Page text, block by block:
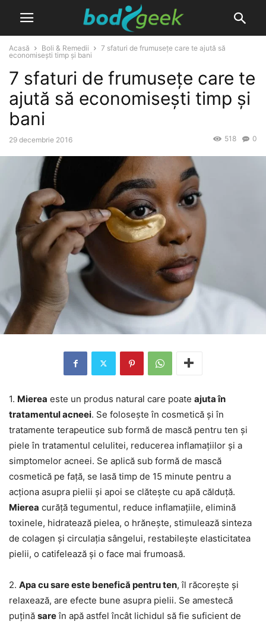
Acasă Boli & Remedii
7 sfaturi de frumusețe care te ajută să
economisești timp și bani
7 sfaturi de frumusețe care te
ajută să economisești timp și
bani
29 decembrie 2016 0
518
1. Mierea este un produs natural care poate ajuta în
tratamentul acneei. Se folosește în cosmetică și în
tratamente terapeutice sub formă de mască pentru ten și
piele în tratamentul celulitei, reducerea inflamațiilor și a
simptomelor acneei. Se aplică sub formă de mască
cosmetică pe față, se lasă timp de 15 minute pentru a
acționa asupra pielii și apoi se clătește cu apă călduță.
Mierea curăță tegumentul, reduce inflamațiile, elimină
toxinele, hidratează pielea, o hrănește, stimulează sinteza
de colagen și circulația sângelui, restabilește elasticitatea
pielii, o catifelează și o face mai frumoasă.
2. Apa cu sare este benefică pentru ten, îl răcorește și
relaxează, are efecte bune asupra pielii. Se amestecă
puțină sareîn apă astfel încât lichidul să fie suficient de